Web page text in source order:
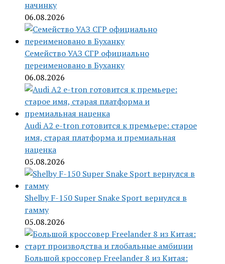
начинку
06.08.2026
Семейство УАЗ СГР официально
переименовано в Буханку
06.08.2026
Audi A2 e-tron готовится к премьере: старое
имя, старая платформа и премиальная
наценка
05.08.2026
Shelby F-150 Super Snake Sport вернулся в
гамму
05.08.2026
Большой кроссовер Freelander 8 из Китая: